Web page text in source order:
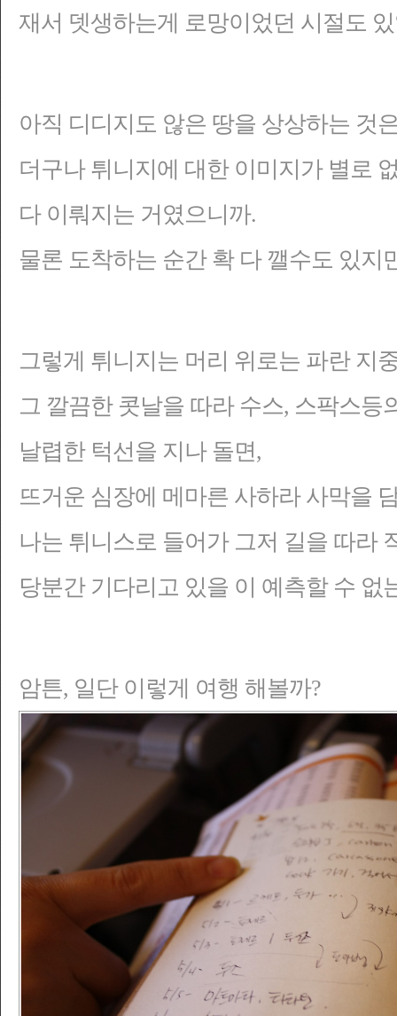
재서 뎃생하는게 로망이었던 시절도
아직 디디지도 않은 땅을 상상하는 것
더구나 튀니지에 대한 이미지가 별로
다 이뤄지는 거였으니까.
물론 도착하는 순간 확 다 깰수도 있지
그렇게 튀니지는 머리 위로는 파란 지
그 깔끔한 콧날을 따라 수스, 스팍스등
날렵한 턱선을 지나 돌면,
뜨거운 심장에 메마른 사하라 사막을
나는 튀니스로 들어가 그저 길을 따라
당분간 기다리고 있을 이 예측할 수 없
암튼, 일단 이렇게 여행 해볼까?